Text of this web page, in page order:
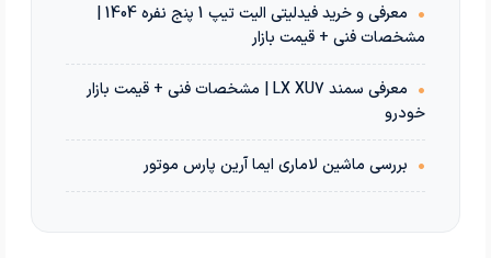
•
معرفی و خرید فیدلیتی الیت تیپ 1 پنج نفره 1404 |
مشخصات فنی + قیمت بازار
•
معرفی سمند LX XU7 | مشخصات فنی + قیمت بازار
خودرو
• بررسی ماشین لاماری ایما آرین پارس موتور